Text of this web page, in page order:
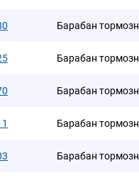
Барабан
Барабан
Барабан
Барабан
Барабан